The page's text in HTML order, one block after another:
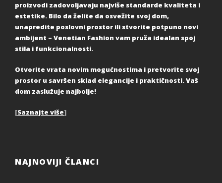
proizvodi zadovoljavaju najviše standarde kvaliteta i
estetike. Bilo da želite da osvežite svoj dom,
unapredite poslovni prostor ili stvorite potpuno novi
ambijent – Venetian Fashion vam pruža idealan spoj
stila i funkcionalnosti.
Otvorite vrata novim mogućnostima i pretvorite svoj
prostor u savršen sklad elegancije i praktičnosti. Vaš
dom zaslužuje najbolje!
[Saznajte više]
NAJNOVIJI ČLANCI